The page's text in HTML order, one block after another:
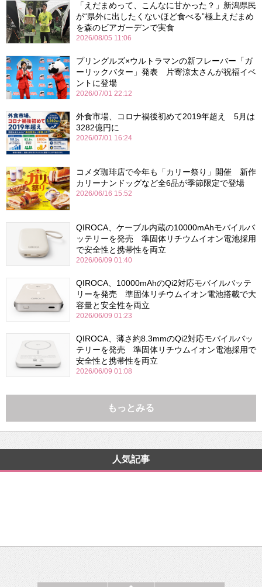
「えだまめって、こんなに甘かった？」新潟県民
が“県外に出したくないほど食べる”極上えだまめ
を森のビアガーデンで実食
2026/08/05 11:06
プリングルズ×ウルトラマンの新フレーバー「ガ
ーリックバター」発表 片寄涼太さんが祝福イベ
ントに登場
2026/07/01 22:12
外食市場、コロナ禍後初めて2019年超え 5月は
3282億円に
2026/07/01 16:24
コメダ珈琲店で今年も「カリー祭り」開催 新作
カリーナンドッグなど全6品が季節限定で登場
2026/06/16 15:52
QIROCA、ケーブル内蔵の10000mAhモバイルバ
ッテリーを発売 準固体リチウムイオン電池採用
で安全性と携帯性を両立
2026/06/09 01:40
QIROCA、10000mAhのQi2対応モバイルバッテ
リーを発売 準固体リチウムイオン電池搭載で大
容量と安全性を両立
2026/06/09 01:23
QIROCA、薄さ約8.3mmのQi2対応モバイルバッ
テリーを発売 準固体リチウムイオン電池採用で
安全性と携帯性を両立
2026/06/09 01:08
もっとみる
人気記事